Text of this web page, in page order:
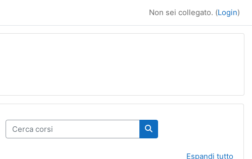
Non sei collegato. (Login)
Cerca corsi
Cerca corsi
Espandi tutto